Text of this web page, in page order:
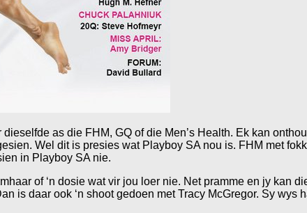
as die FHM, GQ of die Men’s Health. Ek kan
Wel dit is presies wat Playboy SA nou is. FHM met
in Playboy SA nie.
of ‘n dosie wat vir jou loer nie. Net pramme en jy kan
is daar ook ‘n shoot gedoen met Tracy McGregor. Sy